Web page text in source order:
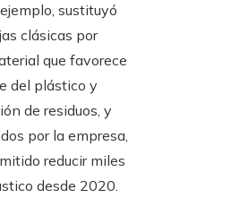
sustituyó
clásicas por
que favorece
del plástico y
de residuos, y
por la empresa,
reducir miles
desde 2020.